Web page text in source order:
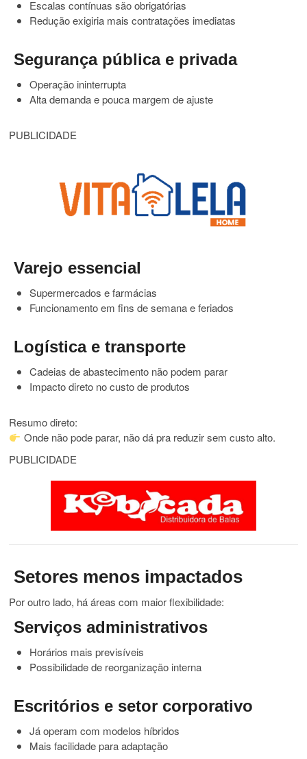
Escalas contínuas são obrigatórias
Redução exigiria mais contratações imediatas
Segurança pública e privada
Operação ininterrupta
Alta demanda e pouca margem de ajuste
PUBLICIDADE
Varejo essencial
Supermercados e farmácias
Funcionamento em fins de semana e feriados
Logística e transporte
Cadeias de abastecimento não podem parar
Impacto direto no custo de produtos
Resumo direto:
Onde não pode parar, não dá pra reduzir sem custo alto.
PUBLICIDADE
Setores menos impactados
Por outro lado, há áreas com maior flexibilidade:
Serviços administrativos
Horários mais previsíveis
Possibilidade de reorganização interna
Escritórios e setor corporativo
Já operam com modelos híbridos
Mais facilidade para adaptação